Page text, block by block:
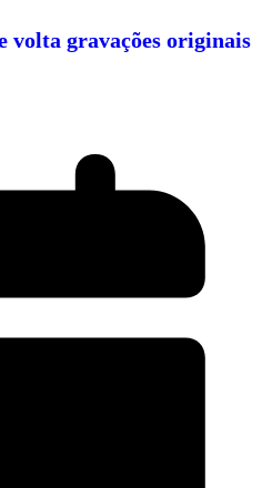
volta gravações originais